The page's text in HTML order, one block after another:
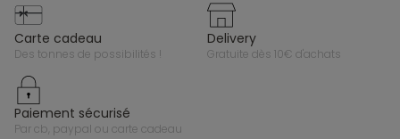
carte cadeau
des tonnes de possibilités !
delivery
gratuite dès 10€ d'achats
paiement sécurisé
par cb, paypal ou carte cadeau